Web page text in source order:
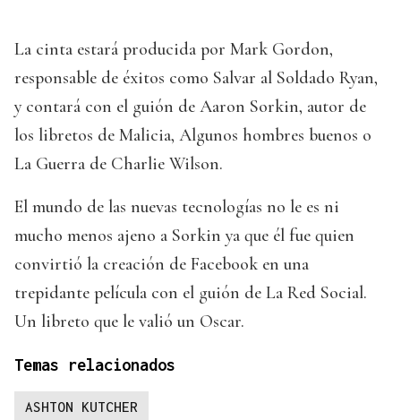
La cinta estará producida por Mark Gordon,
responsable de éxitos como Salvar al Soldado Ryan,
y contará con el guión de Aaron Sorkin, autor de
los libretos de Malicia, Algunos hombres buenos o
La Guerra de Charlie Wilson.
El mundo de las nuevas tecnologías no le es ni
mucho menos ajeno a Sorkin ya que él fue quien
convirtió la creación de Facebook en una
trepidante película con el guión de La Red Social.
Un libreto que le valió un Oscar.
Temas relacionados
ASHTON KUTCHER